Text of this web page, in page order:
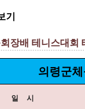
기
장배 테니스대회
의령군
일 시